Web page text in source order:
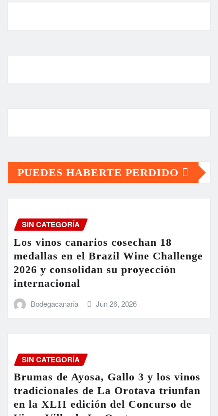
PUEDES HABERTE PERDIDO
SIN CATEGORÍA
Los vinos canarios cosechan 18
medallas en el Brazil Wine Challenge
2026 y consolidan su proyección
internacional
Bodegacanaria Jun 26, 2026
SIN CATEGORÍA
Brumas de Ayosa, Gallo 3 y los vinos
tradicionales de La Orotava triunfan
en la XLII edición del Concurso de